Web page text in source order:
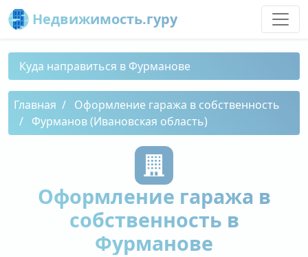
Недвижимость.гуру
Куда направиться в Фурманове
Главная
Оформление гаража в собственность
Фурманов (Ивановская область)
Оформление гаража в
собственность в
Фурманове